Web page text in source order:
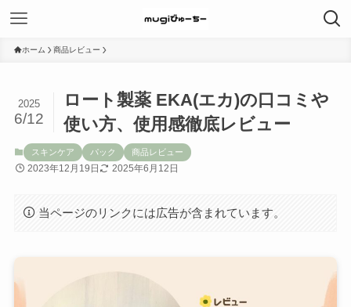
ホーム 商品レビュー
ロート製薬 EKA(エカ)の口コミや
使い方、使用感徹底レビュー
2025
6/12
スキンケア パック 商品レビュー
2023年12月19日 2025年6月12日
当ページのリンクには広告が含まれています。